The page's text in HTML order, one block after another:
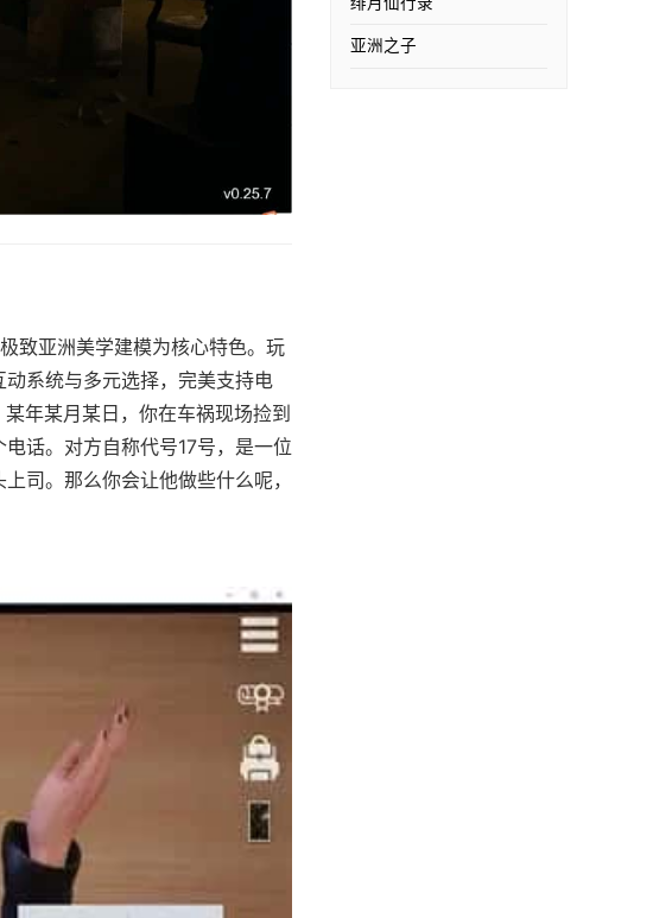
致亚洲美学建模为核心特色。玩
系统与多元选择，完美支持电
年某月某日，你在车祸现场捡到
话。对方自称代号17号，是一位
司。那么你会让他做些什么呢，
亚洲之子